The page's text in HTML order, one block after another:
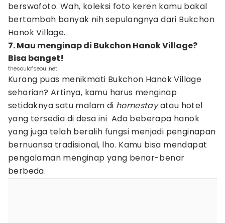
berswafoto. Wah, koleksi foto keren kamu bakal
bertambah banyak nih sepulangnya dari Bukchon
Hanok Village.
7. Mau menginap di Bukchon Hanok Village?
Bisa banget!
thesoulofseoul.net
Kurang puas menikmati Bukchon Hanok Village
seharian? Artinya, kamu harus menginap
setidaknya satu malam di homestayatau hotel
yang tersedia di desa ini Ada beberapa hanok
yang juga telah beralih fungsi menjadi penginapan
bernuansa tradisional, lho. Kamu bisa mendapat
pengalaman menginap yang benar-benar
berbeda.